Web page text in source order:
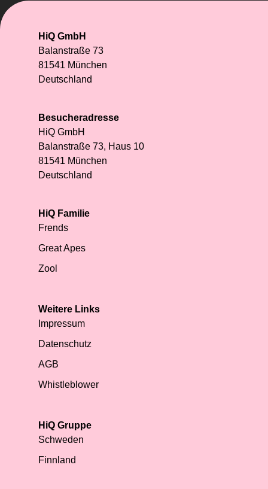
HiQ GmbH
Balanstraße 73
81541 München
Deutschland
Besucheradresse
HiQ GmbH
Balanstraße 73, Haus 10
81541 München
Deutschland
HiQ Familie
Frends
Great Apes
Zool
Weitere Links
Impressum
Datenschutz
AGB
Whistleblower
HiQ Gruppe
Schweden
Finnland